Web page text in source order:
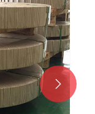
